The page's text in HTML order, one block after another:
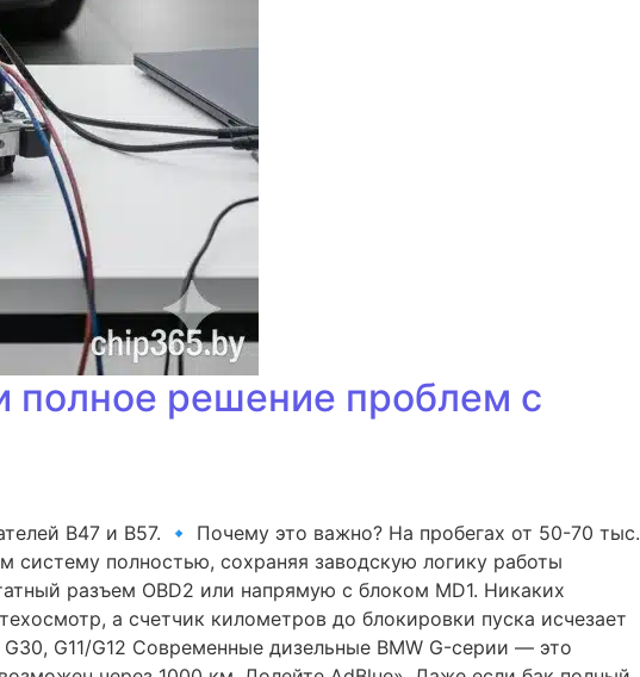
полное решение проблем с
B47 и B57. 🔹 Почему это важно? На пробегах от 50-70 тыс.
полностью, сохраняя заводскую логику работы
разъем OBD2 или напрямую с блоком MD1. Никаких
а счетчик километров до блокировки пуска исчезает
G11/G12 Современные дизельные BMW G-серии — это